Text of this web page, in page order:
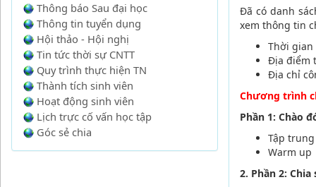
Thông báo Sau đại học
Thông tin tuyển dụng
Hội thảo - Hội nghị
Tin tức thời sự CNTT
Quy trình thực hiện TN
Thành tích sinh viên
Hoạt động sinh viên
Lịch trực cố vấn học tập
Góc sẻ chia
Đã có danh
xem thông tin
Thời
Địa điểm
Địa chỉ
Chương trình
Phần 1: Chào
Tập trung
Warm up
2. Phần 2: Chia